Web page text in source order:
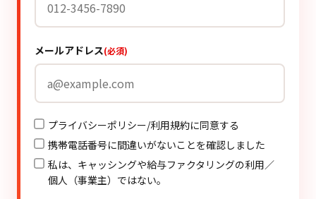
メールアドレス(必須)
プライバシーポリシー/利用規約に同意する
携帯電話番号に間違いがないことを確認しました
私は、キャッシングや給与ファクタリングの利用／
個人（事業主）ではない。